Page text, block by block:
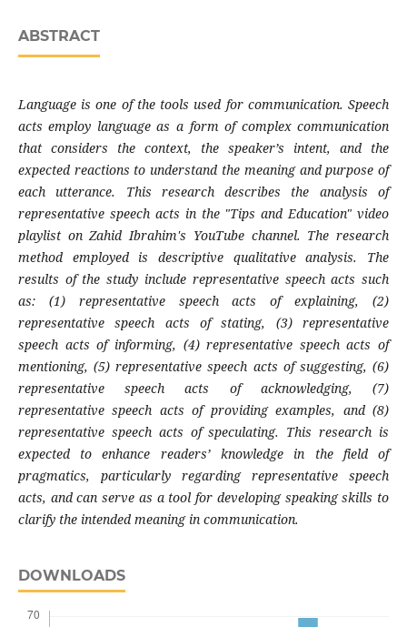
ABSTRACT
Language is one of the tools used for communication. Speech
acts employ language as a form of complex communication
that considers the context, the speaker’s intent, and the
expected reactions to understand the meaning and purpose of
each utterance. This research describes the analysis of
representative speech acts in the "Tips and Education" video
playlist on Zahid Ibrahim's YouTube channel. The research
method employed is descriptive qualitative analysis. The
results of the study include representative speech acts such
as: (1) representative speech acts of explaining, (2)
representative speech acts of stating, (3) representative
speech acts of informing, (4) representative speech acts of
mentioning, (5) representative speech acts of suggesting, (6)
representative speech acts of acknowledging, (7)
representative speech acts of providing examples, and (8)
representative speech acts of speculating. This research is
expected to enhance readers’ knowledge in the field of
pragmatics, particularly regarding representative speech
acts, and can serve as a tool for developing speaking skills to
clarify the intended meaning in communication.
DOWNLOADS